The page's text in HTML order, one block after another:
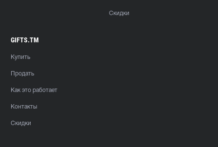
Скидки
GIFTS.TM
Купить
Продать
Как это работает
Контакты
Скидки